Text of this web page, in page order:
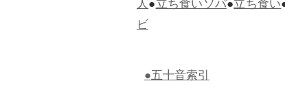
人●立ち食いソバ●立ち食い
ビ
●五十音索引